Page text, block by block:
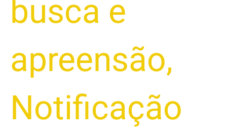
busca e
apreensão,
Notificação